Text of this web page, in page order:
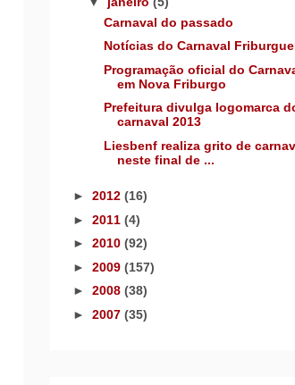
Carnaval do passado
Notícias do Carnaval
Programação oficial do
em Nova Friburgo
Prefeitura divulga logomarca
carnaval 2013
Liesbenf realiza grito de
neste final de ...
► 2012 (16)
► 2011 (4)
► 2010 (92)
► 2009 (157)
► 2008 (38)
► 2007 (35)